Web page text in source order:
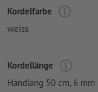
Kordelfarbe
weiss
Kordellänge
Handlang 50 cm, 6 mm